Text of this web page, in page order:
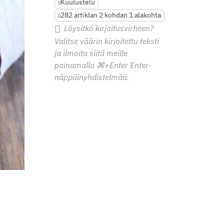
Kuulustelu
282 artiklan 2 kohdan 1 alakohta
Löysitkö kirjoitusvirheen?
Valitse väärin kirjoitettu teksti
ja ilmoita siitä meille
painamalla ⌘+Enter Enter-
näppäinyhdistelmää.